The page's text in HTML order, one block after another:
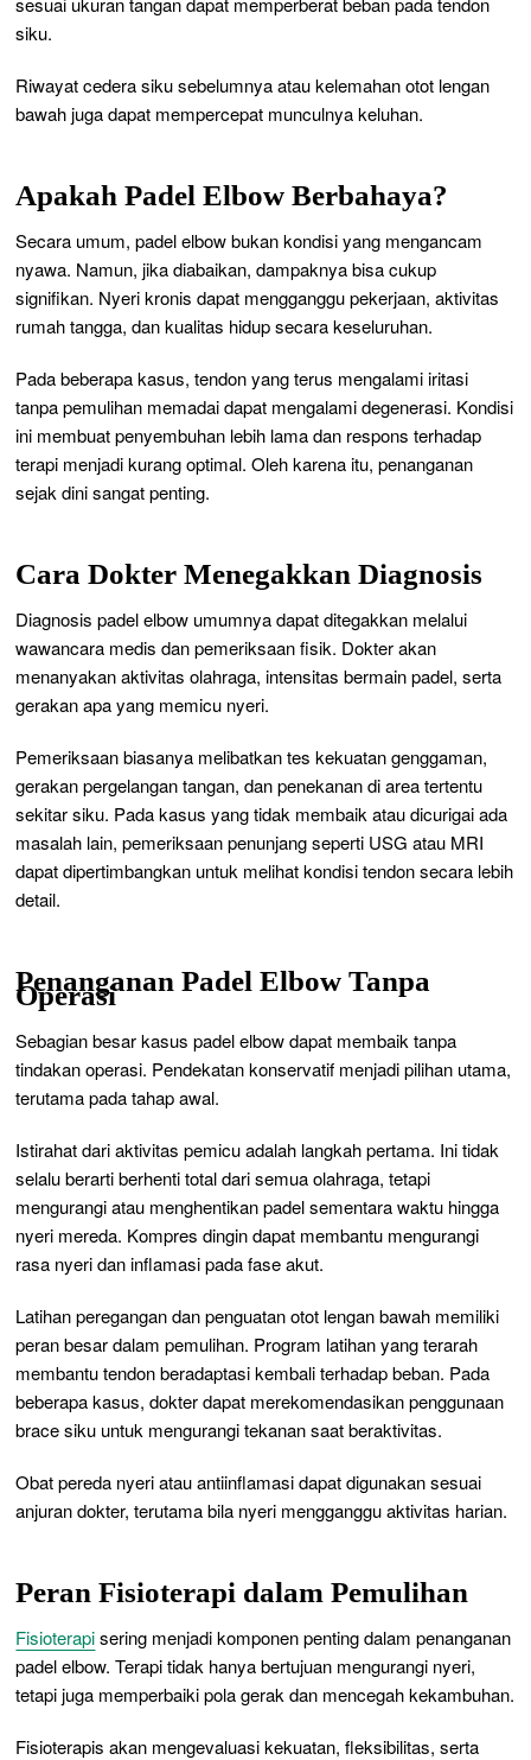
siku.
Riwayat cedera siku sebelumnya atau kelemahan otot lengan
bawah juga dapat mempercepat munculnya keluhan.
Apakah Padel Elbow Berbahaya?
Secara umum, padel elbow bukan kondisi yang mengancam
nyawa. Namun, jika diabaikan, dampaknya bisa cukup
signifikan. Nyeri kronis dapat mengganggu pekerjaan, aktivitas
rumah tangga, dan kualitas hidup secara keseluruhan.
Pada beberapa kasus, tendon yang terus mengalami iritasi
tanpa pemulihan memadai dapat mengalami degenerasi. Kondisi
ini membuat penyembuhan lebih lama dan respons terhadap
terapi menjadi kurang optimal. Oleh karena itu, penanganan
sejak dini sangat penting.
Cara Dokter Menegakkan Diagnosis
Diagnosis padel elbow umumnya dapat ditegakkan melalui
wawancara medis dan pemeriksaan fisik. Dokter akan
menanyakan aktivitas olahraga, intensitas bermain padel, serta
gerakan apa yang memicu nyeri.
Pemeriksaan biasanya melibatkan tes kekuatan genggaman,
gerakan pergelangan tangan, dan penekanan di area tertentu
sekitar siku. Pada kasus yang tidak membaik atau dicurigai ada
masalah lain, pemeriksaan penunjang seperti USG atau MRI
dapat dipertimbangkan untuk melihat kondisi tendon secara lebih
detail.
Penanganan Padel Elbow Tanpa
Operasi
Sebagian besar kasus padel elbow dapat membaik tanpa
tindakan operasi. Pendekatan konservatif menjadi pilihan utama,
terutama pada tahap awal.
Istirahat dari aktivitas pemicu adalah langkah pertama. Ini tidak
selalu berarti berhenti total dari semua olahraga, tetapi
mengurangi atau menghentikan padel sementara waktu hingga
nyeri mereda. Kompres dingin dapat membantu mengurangi
rasa nyeri dan inflamasi pada fase akut.
Latihan peregangan dan penguatan otot lengan bawah memiliki
peran besar dalam pemulihan. Program latihan yang terarah
membantu tendon beradaptasi kembali terhadap beban. Pada
beberapa kasus, dokter dapat merekomendasikan penggunaan
brace siku untuk mengurangi tekanan saat beraktivitas.
Obat pereda nyeri atau antiinflamasi dapat digunakan sesuai
anjuran dokter, terutama bila nyeri mengganggu aktivitas harian.
Peran Fisioterapi dalam Pemulihan
Fisioterapisering menjadi komponen penting dalam penanganan
padel elbow. Terapi tidak hanya bertujuan mengurangi nyeri,
tetapi juga memperbaiki pola gerak dan mencegah kekambuhan.
Fisioterapis akan mengevaluasi kekuatan, fleksibilitas, serta